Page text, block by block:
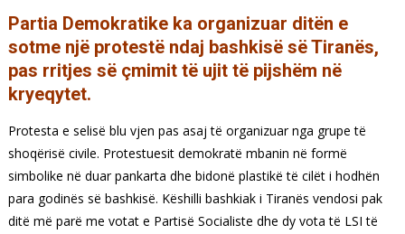
Partia Demokratike ka organizuar ditën e
sotme një protestë ndaj bashkisë së Tiranës,
pas rritjes së çmimit të ujit të pijshëm në
kryeqytet.
Protesta e selisë blu vjen pas asaj të organizuar nga grupe të
shoqërisë civile. Protestuesit demokratë mbanin në formë
simbolike në duar pankarta dhe bidonë plastikë të cilët i hodhën
para godinës së bashkisë. Këshilli bashkiak i Tiranës vendosi pak
ditë më parë me votat e Partisë Socialiste dhe dy vota të LSI të